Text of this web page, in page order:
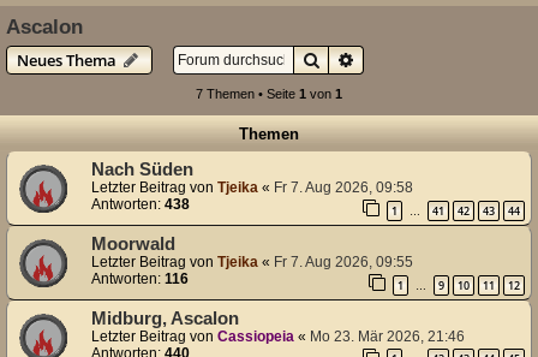
e
Ascalon
Neues Thema
SucheErweiterte Suche
7 Themen • Seite 1 von 1
Themen
Nach Süden
Letzter Beitrag von Tjeika « Fr 7. Aug 2026, 09:58
Antworten: 438 1 … 41 42 43 44
Moorwald
Letzter Beitrag von Tjeika « Fr 7. Aug 2026, 09:55
Antworten: 116 1 9 10 11 12
Midburg, Ascalon
Letzter Beitrag von Cassiopeia « Mo 23. Mär 2026, 21:46
Antworten: 440